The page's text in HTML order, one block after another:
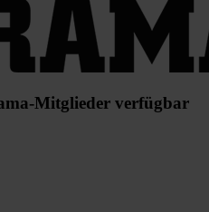
Mitglieder verfügbar